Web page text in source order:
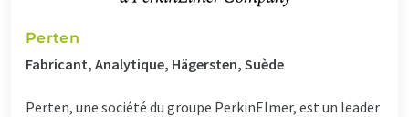
Perten
Fabricant, Analytique, Hägersten, Suède
Perten, une société du groupe PerkinElmer, est un leader